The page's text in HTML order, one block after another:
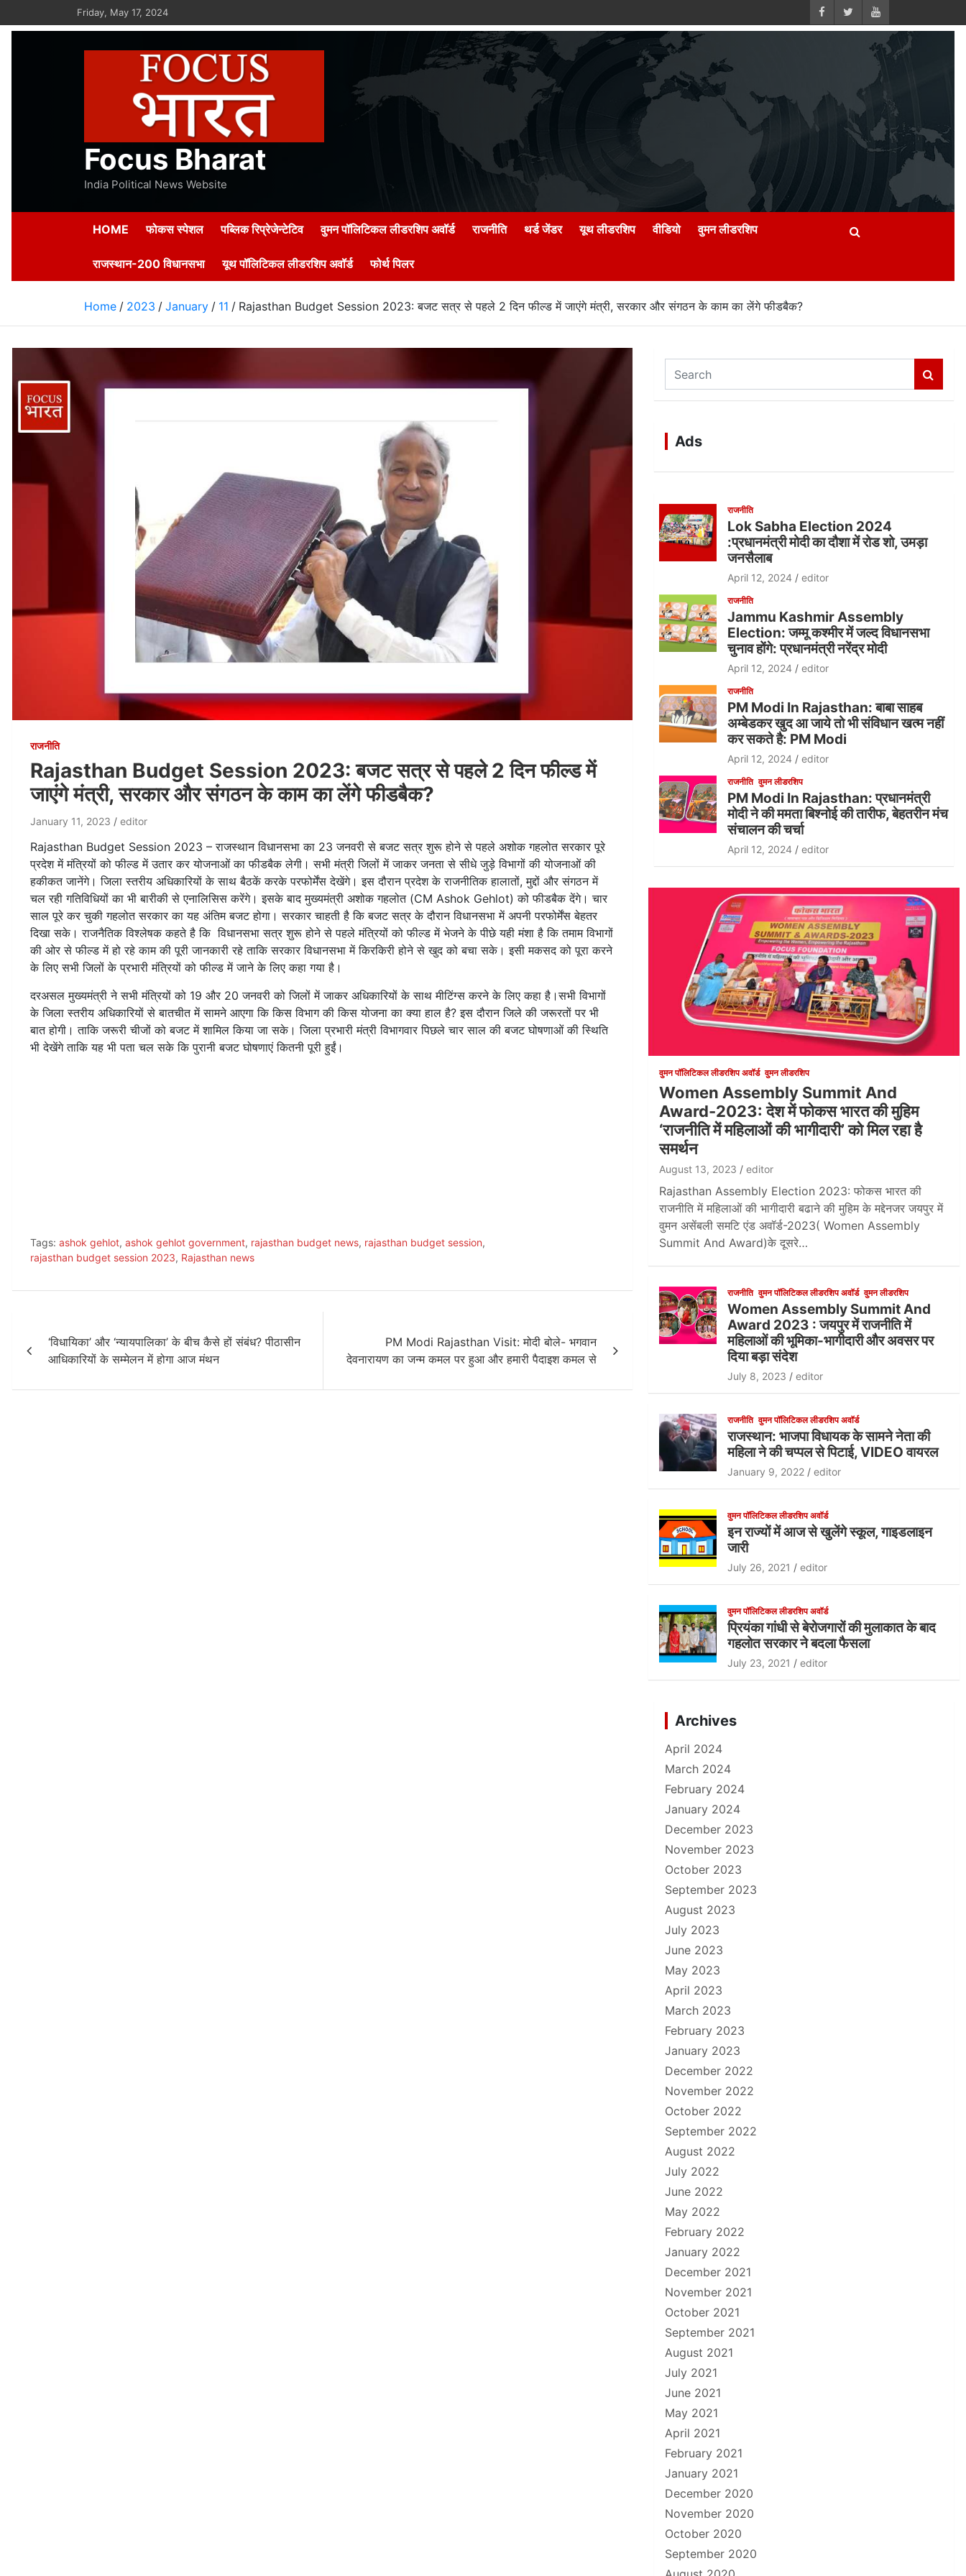
to
Friday, May 17, 2024
Focus Bharat
India Political News Website
HOME फोकस स्पेशल पब्लिक रिप्रेजेन्टेटिव वुमन पॉलिटिकल लीडरशिप अवॉर्ड राजनीति थर्ड जेंडर यूथ लीडरशिप वीडियो वुमन लीडरशिप
राजस्थान-200 विधानसभा यूथ पॉलिटिकल लीडरशिप अवॉर्ड फोर्थ पिलर
Home 2023 January 11 Rajasthan Budget Session 2023: बजट सत्र से पहले 2 दिन फील्ड में जाएंगे मंत्री, सरकार और संगठन के काम का लेंगे फीडबैक?
राजनीति
Rajasthan Budget Session 2023: बजट सत्र से पहले 2 दिन फील्ड में
जाएंगे मंत्री, सरकार और संगठन के काम का लेंगे फीडबैक?
January 11, 2023 editor
Rajasthan Budget Session 2023 – राजस्थान विधानसभा का 23 जनवरी से बजट सत्र शुरू होने से पहले अशोक गहलोत सरकार पूरे
प्रदेश में मंत्रियों को फील्ड में उतार कर योजनाओं का फीडबैक लेगी। सभी मंत्री जिलों में जाकर जनता से सीधे जुड़े विभागों की योजनाओं की
हकीकत जानेंगे। जिला स्तरीय अधिकारियों के साथ बैठकें करके परफोर्मेंस देखेंगे। इस दौरान प्रदेश के राजनीतिक हालातों, मुद्दों और संगठन में
चल रही गतिविधियों का भी बारीकी से एनालिसिस करेंगे। इसके बाद मुख्यमंत्री अशोक गहलोत (CM Ashok Gehlot) को फीडबैक देंगे। चार
साल पूरे कर चुकी गहलोत सरकार का यह अंतिम बजट होगा। सरकार चाहती है कि बजट सत्र के दौरान विधानसभा में अपनी परफोर्मेंस बेहतर
दिखा सके। राजनैतिक विश्लेषक कहते है कि विधानसभा सत्र शुरू होने से पहले मंत्रियों को फील्ड में भेजने के पीछे यही मंशा है कि तमाम विभागों
की ओर से फील्ड में हो रहे काम की पूरी जानकारी रहे ताकि सरकार विधानसभा में किरकिरी होने से खुद को बचा सके। इसी मकसद को पूरा करने
के लिए सभी जिलों के प्रभारी मंत्रियों को फील्ड में जाने के लिए कहा गया है।
दरअसल मुख्यमंत्री ने सभी मंत्रियों को 19 और 20 जनवरी को जिलों में जाकर अधिकारियों के साथ मीटिंग्स करने के लिए कहा है।सभी विभागों
के जिला स्तरीय अधिकारियों से बातचीत में सामने आएगा कि किस विभाग की किस योजना का क्या हाल है? इस दौरान जिले की जरूरतों पर भी
बात होगी। ताकि जरूरी चीजों को बजट में शामिल किया जा सके। जिला प्रभारी मंत्री विभागवार पिछले चार साल की बजट घोषणाओं की स्थिति
भी देखेंगे ताकि यह भी पता चल सके कि पुरानी बजट घोषणाएं कितनी पूरी हुईं।
Tags: ashok gehlot, ashok gehlot government, rajasthan budget news, rajasthan budget session,
rajasthan budget session 2023, Rajasthan news
navigation
‘विधायिका’ और ‘न्यायपालिका’ के बीच कैसे हों संबंध? पीठासीन
आधिकारियों के सम्मेलन में होगा आज मंथन
PM Modi Rajasthan Visit: मोदी बोले- भगवान
देवनारायण का जन्म कमल पर हुआ और हमारी पैदाइश कमल से
a
c
h
Ads
राजनीति
Lok Sabha Election 2024
:प्रधानमंत्री मोदी का दौशा में रोड शो, उमड़ा
जनसैलाब
April 12, 2024 editor
राजनीति
Jammu Kashmir Assembly
Election: जम्मू कश्मीर में जल्द विधानसभा
चुनाव होंगे: प्रधानमंत्री नरेंद्र मोदी
April 12, 2024 editor
राजनीति
PM Modi In Rajasthan: बाबा साहब
अम्बेडकर खुद आ जाये तो भी संविधान खत्म नहीं
कर सकते है: PM Modi
April 12, 2024 editor
राजनीति वुमन लीडरशिप
PM Modi In Rajasthan: प्रधानमंत्री
मोदी ने की ममता बिश्नोई की तारीफ, बेहतरीन मंच
संचालन की चर्चा
April 12, 2024 editor
वुमन पॉलिटिकल लीडरशिप अवॉर्ड वुमन लीडरशिप
Women Assembly Summit And
Award-2023: देश में फोकस भारत की मुहिम
‘राजनीति में महिलाओं की भागीदारी’ को मिल रहा है
समर्थन
August 13, 2023 editor
Rajasthan Assembly Election 2023: फोकस भारत की
राजनीति में महिलाओं की भागीदारी बढाने की मुहिम के मद्देनजर जयपुर में
वुमन असेंबली समटि एंड अवॉर्ड-2023( Women Assembly
Summit And Award)के दूसरे…
राजनीति वुमन पॉलिटिकल लीडरशिप अवॉर्ड वुमन लीडरशिप
Women Assembly Summit And
Award 2023 : जयपुर में राजनीति में
महिलाओं की भूमिका-भागीदारी और अवसर पर
दिया बड़ा संदेश
July 8, 2023 editor
राजनीति वुमन पॉलिटिकल लीडरशिप अवॉर्ड
राजस्थान: भाजपा विधायक के सामने नेता की
महिला ने की चप्पल से पिटाई, VIDEO वायरल
January 9, 2022 editor
वुमन पॉलिटिकल लीडरशिप अवॉर्ड
इन राज्यों में आज से खुलेंगे स्कूल, गाइडलाइन
जारी
July 26, 2021 editor
वुमन पॉलिटिकल लीडरशिप अवॉर्ड
प्रियंका गांधी से बेरोजगारों की मुलाकात के बाद
गहलोत सरकार ने बदला फैसला
July 23, 2021 editor
Archives
April 2024
March 2024
February 2024
January 2024
December 2023
November 2023
October 2023
September 2023
August 2023
July 2023
June 2023
May 2023
April 2023
March 2023
February 2023
January 2023
December 2022
November 2022
October 2022
September 2022
August 2022
July 2022
June 2022
May 2022
February 2022
January 2022
December 2021
November 2021
October 2021
September 2021
August 2021
July 2021
June 2021
May 2021
April 2021
February 2021
January 2021
December 2020
November 2020
October 2020
September 2020